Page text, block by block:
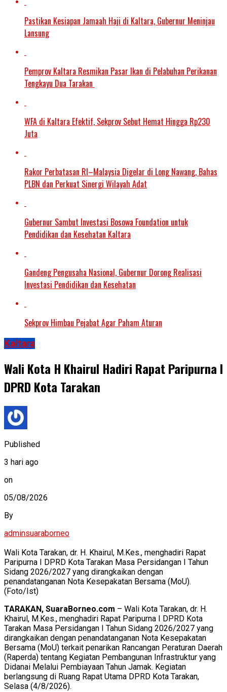
Pastikan Kesiapan Jamaah Haji di Kaltara, Gubernur Meninjau
Lansung
Pemprov Kaltara Resmikan Pasar Ikan di Pelabuhan Perikanan
Tengkayu Dua Tarakan
WFA di Kaltara Efektif, Sekprov Sebut Hemat Hingga Rp230
Juta
Rakor Perbatasan RI–Malaysia Digelar di Long Nawang, Bahas
PLBN dan Perkuat Sinergi Wilayah Adat
Gubernur Sambut Investasi Bosowa Foundation untuk
Pendidikan dan Kesehatan Kaltara
Gandeng Pengusaha Nasional, Gubernur Dorong Realisasi
Investasi Pendidikan dan Kesehatan
Sekprov Himbau Pejabat Agar Paham Aturan
Kaltara
Wali Kota H Khairul Hadiri Rapat Paripurna I
DPRD Kota Tarakan
Published
3 hari ago
on
05/08/2026
By
adminsuaraborneo
Wali Kota Tarakan, dr. H. Khairul, M.Kes., menghadiri Rapat
Paripurna I DPRD Kota Tarakan Masa Persidangan I Tahun
Sidang 2026/2027 yang dirangkaikan dengan
penandatanganan Nota Kesepakatan Bersama (MoU).
(Foto/Ist)
TARAKAN, SuaraBorneo.com – Wali Kota Tarakan, dr. H.
Khairul, M.Kes., menghadiri Rapat Paripurna I DPRD Kota
Tarakan Masa Persidangan I Tahun Sidang 2026/2027 yang
dirangkaikan dengan penandatanganan Nota Kesepakatan
Bersama (MoU) terkait penarikan Rancangan Peraturan Daerah
(Raperda) tentang Kegiatan Pembangunan Infrastruktur yang
Didanai Melalui Pembiayaan Tahun Jamak. Kegiatan
berlangsung di Ruang Rapat Utama DPRD Kota Tarakan,
Selasa (4/8/2026).